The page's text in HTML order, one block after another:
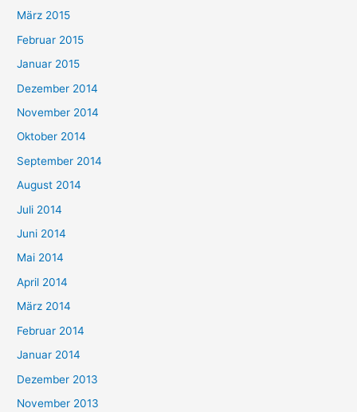
März 2015
Februar 2015
Januar 2015
Dezember 2014
November 2014
Oktober 2014
September 2014
August 2014
Juli 2014
Juni 2014
Mai 2014
April 2014
März 2014
Februar 2014
Januar 2014
Dezember 2013
November 2013